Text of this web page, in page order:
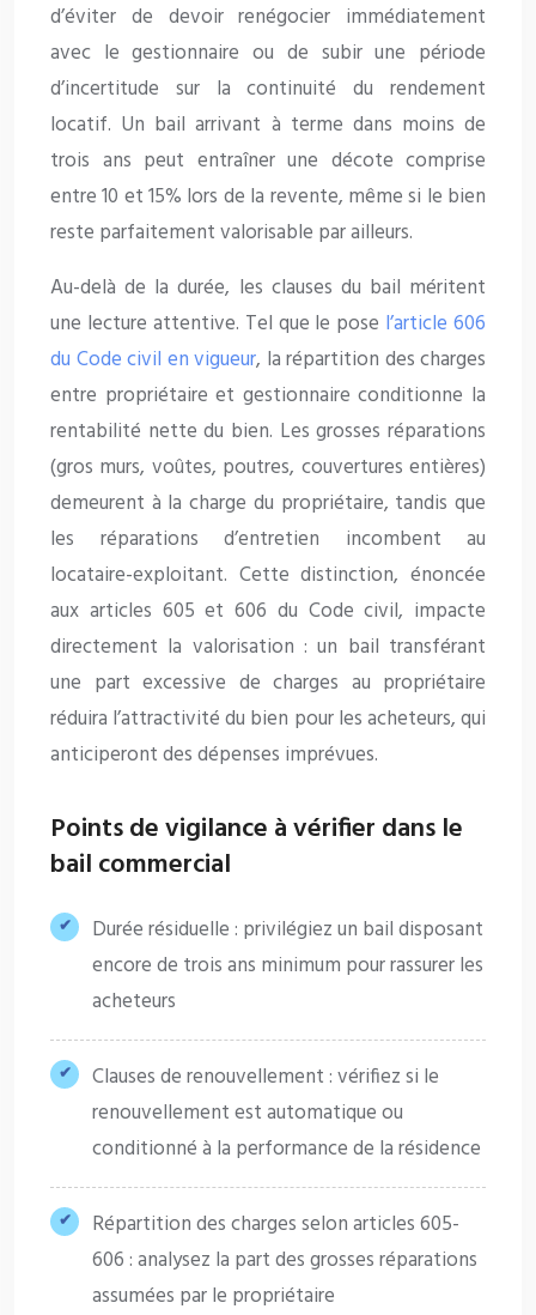
d’éviter de devoir renégocier immédiatement
avec le gestionnaire ou de subir une période
d’incertitude sur la continuité du rendement
locatif. Un bail arrivant à terme dans moins de
trois ans peut entraîner une décote comprise
entre 10 et 15% lors de la revente, même si le bien
reste parfaitement valorisable par ailleurs.
Au-delà de la durée, les clauses du bail méritent
une lecture attentive. Tel que le pose l’article 606
du Code civil en vigueur, la répartition des charges
entre propriétaire et gestionnaire conditionne la
rentabilité nette du bien. Les grosses réparations
(gros murs, voûtes, poutres, couvertures entières)
demeurent à la charge du propriétaire, tandis que
les réparations d’entretien incombent au
locataire-exploitant. Cette distinction, énoncée
aux articles 605 et 606 du Code civil, impacte
directement la valorisation : un bail transférant
une part excessive de charges au propriétaire
réduira l’attractivité du bien pour les acheteurs, qui
anticiperont des dépenses imprévues.
Points de vigilance à vérifier dans le
bail commercial
Durée résiduelle : privilégiez un bail disposant
encore de trois ans minimum pour rassurer les
acheteurs
Clauses de renouvellement : vérifiez si le
renouvellement est automatique ou
conditionné à la performance de la résidence
Répartition des charges selon articles 605-
606 : analysez la part des grosses réparations
assumées par le propriétaire